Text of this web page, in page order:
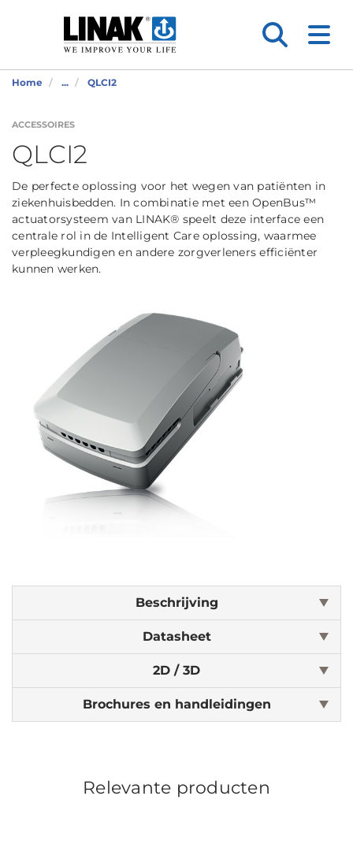
Home ... QLCI2
ACCESSOIRES
QLCI2
De perfecte oplossing voor het wegen van patiënten in
ziekenhuisbedden. In combinatie met een OpenBus™
actuatorsysteem van LINAK® speelt deze interface een
centrale rol in de Intelligent Care oplossing, waarmee
verpleegkundigen en andere zorgverleners efficiënter
kunnen werken.
Beschrijving
Datasheet
2D / 3D
Brochures en handleidingen
Relevante producten